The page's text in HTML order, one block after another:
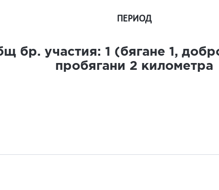
ПЕРИОД
бр. участия: 1 (бягане 1 ,
пробягани 2 километра